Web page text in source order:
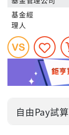
基金經
理人
自由Pay試算